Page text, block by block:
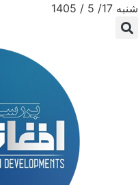
شنبه 17/ 5 / 1405